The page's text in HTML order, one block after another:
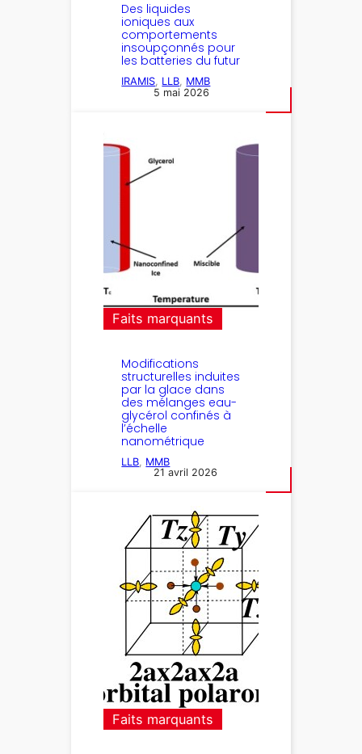
Des liquides
ioniques aux
comportements
insoupçonnés pour
les batteries du futur
IRAMIS, LLB, MMB
5 mai 2026
Faits marquants
Modifications
structurelles induites
par la glace dans
des mélanges eau-
glycérol confinés à
l’échelle
nanométrique
LLB MMB
21 avril 2026
Faits marquants